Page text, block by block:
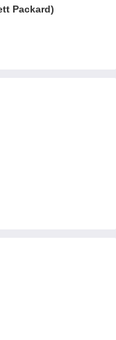
Packard)